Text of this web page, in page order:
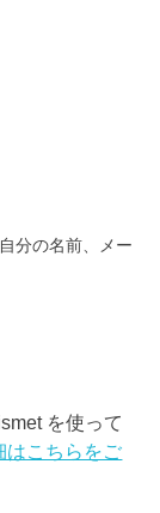
分の名前、メー
を使って
はこちらをご